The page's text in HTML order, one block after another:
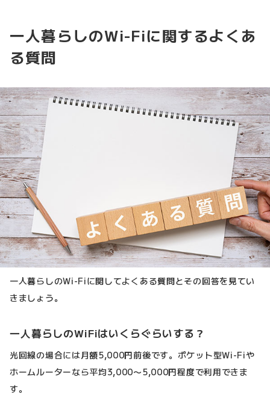
一人暮らしのWi-Fiに関するよくあ
る質問
一人暮らしのWi-Fiに関してよくある質問とその回答を見てい
きましょう。
一人暮らしのWiFiはいくらぐらいする？
光回線の場合には月額5,000円前後です。ポケット型Wi-Fiや
ホームルーターなら平均3,000〜5,000円程度で利用できま
す。